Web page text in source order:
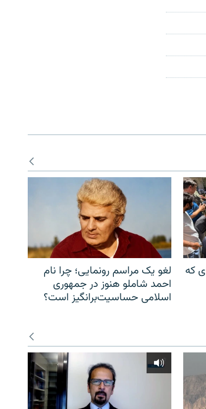
که
لغو یک مراسم رونمایی؛ چرا نام
احمد شاملو هنوز در جمهوری
اسلامی حساسیت‌برانگیز است؟